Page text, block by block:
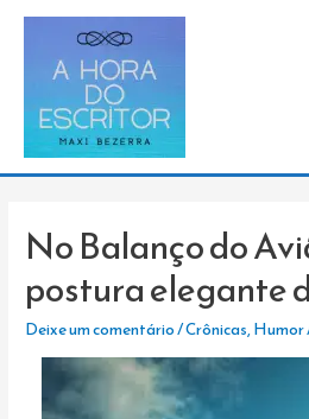
No Balanço do
postura elegante
Deixe um comentário/Crônicas,Humor